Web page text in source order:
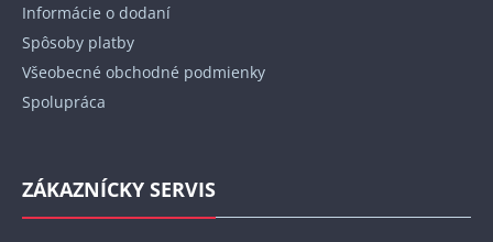
Informácie o dodaní
Spôsoby platby
Všeobecné obchodné podmienky
Spolupráca
ZÁKAZNÍCKY SERVIS